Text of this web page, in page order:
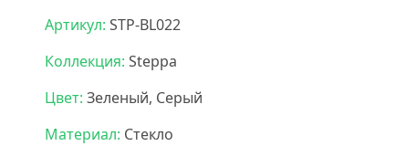
Артикул: STP-BL022
Коллекция: Steppa
Цвет: Зеленый, Серый
Материал: Стекло